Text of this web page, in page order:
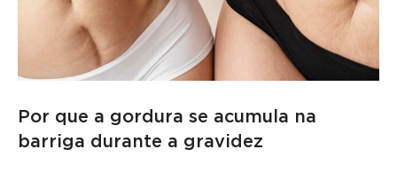
Por que a gordura se acumula na
barriga durante a gravidez